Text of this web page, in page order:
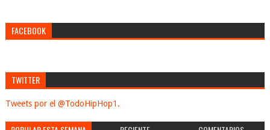
FACEBOOK
TWITTER
Tweets por el @TodoHipHop1.